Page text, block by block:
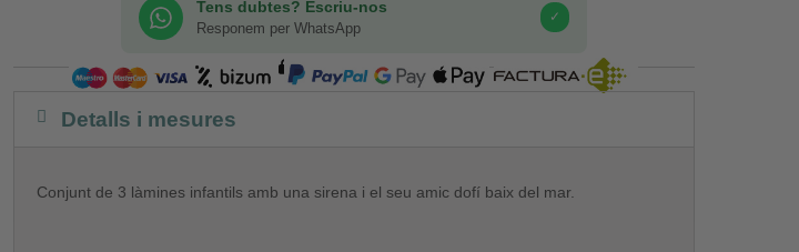
Tens dubtes? Escriu-nos
Responem per WhatsApp
✓
COMPRA SEGURA
Detalls i mesures
Conjunt de 3 làmines infantils amb una sirena i el seu amic dofí baix del mar.